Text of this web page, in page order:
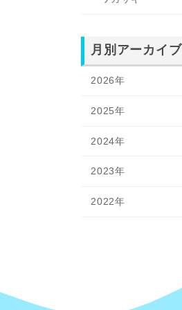
月別アーカイブ
2026年
2025年
2024年
2023年
2022年